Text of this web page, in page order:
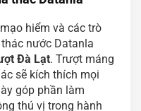
hiểm và các trò
nước Datanla
Đà Lạt. Trượt máng
sẽ kích thích mọi
góp phần làm
thú vị trong hành